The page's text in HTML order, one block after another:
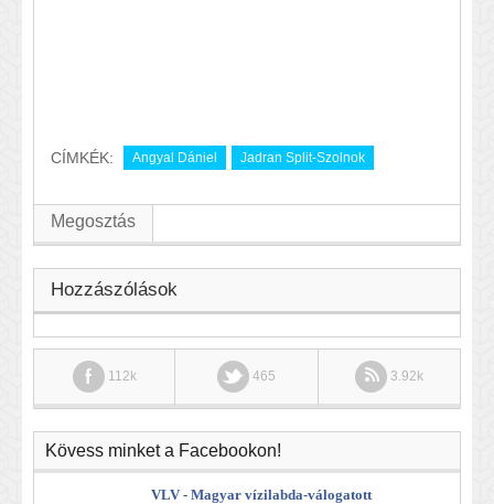
CÍMKÉK: Angyal Dániel Jadran Split-Szolnok
Megosztás
Hozzászólások
112k 465 3.92k
Kövess minket a Facebookon!
VLV - Magyar vízilabda-válogatott